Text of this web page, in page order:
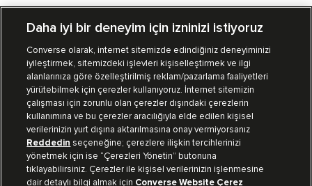
Mağazalarımız Sipariş Takibi
Müşteri İlişkileri
Koleksiyon
Kurumsal
Daha iyi bir deneyim için izninizi istiyoruz
Converse olarak, internet sitemizde edindiğiniz deneyiminizi
iyileştirmek, sitemizdeki işlevleri kişiselleştirmek ve ilgi
alanlarınıza göre özelleştirilmiş reklam/pazarlama faaliyetleri
yürütebilmek için çerezler kullanıyoruz. İnternet sitemizin
çalışması için zorunlu olan çerezler dışındaki çerezlerin
kullanımına ve bu çerezler aracılığıyla elde edilen kişisel
verilerinizin yurt dışına aktarılmasına onay vermiyorsanız
Reddedin seçeneğine; çerezlere ilişkin tercihlerinizi
yönetmek için ise “Çerezleri Yönetin” butonuna
tıklayabilirsiniz. Çerezler ile kişisel verilerinizin işlenmesine
dair detaylı bilgi almak için Converse Website Çerez